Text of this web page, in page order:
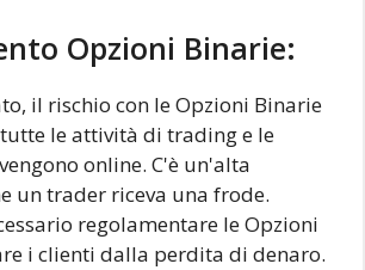
Opzioni Binarie:
il rischio con le Opzioni Binarie
le attività di trading e le
online. C'è un'alta
un trader riceva una frode.
regolamentare le Opzioni
i clienti dalla perdita di denaro.